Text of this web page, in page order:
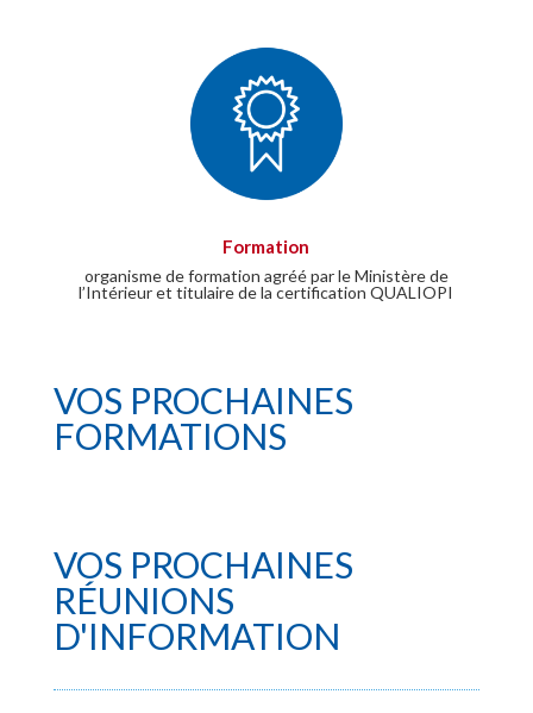
Formation
organisme de formation agréé par le Ministère de
l’Intérieur et titulaire de la certification QUALIOPI
VOS PROCHAINES
FORMATIONS
VOS PROCHAINES
RÉUNIONS
D'INFORMATION